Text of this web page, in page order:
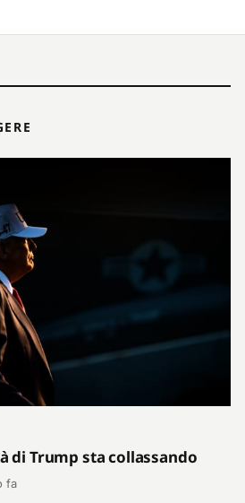
di Trump sta collassando
fa